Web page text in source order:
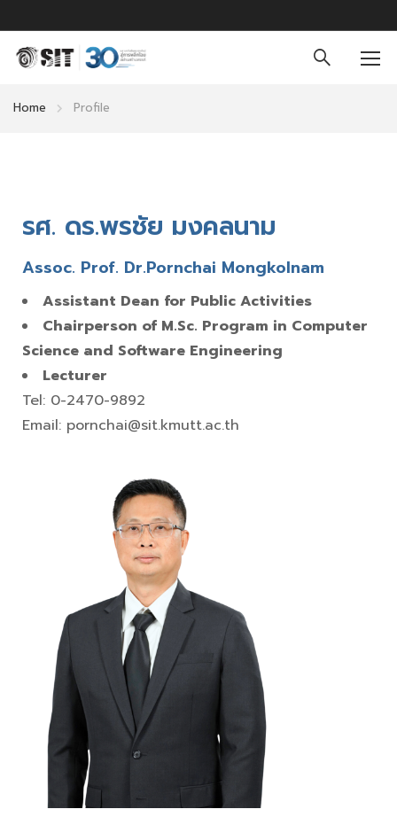
Home Profile
รศ. ดร.พรชัย มงคลนาม
Assoc. Prof. Dr.Pornchai Mongkolnam
Assistant Dean for Public Activities
Chairperson of M.Sc. Program in Computer
Science and Software Engineering
Lecturer
Tel: 0-2470-9892
Email: pornchai@sit.kmutt.ac.th